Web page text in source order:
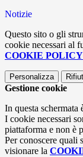
Notizie
Questo sito o gli
cookie necessari al
COOKIE POLICY
Personalizza
Gestione cookie
In questa schermata
I cookie necessari
piattaforma e non è
Per conoscere quali
visionare la